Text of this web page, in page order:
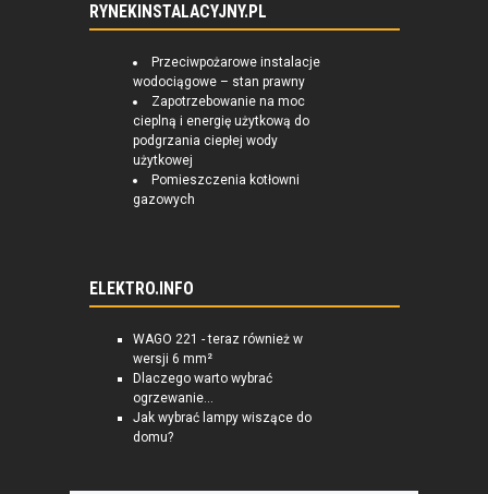
RYNEKINSTALACYJNY.PL
Przeciwpożarowe instalacje
wodociągowe – stan prawny
Zapotrzebowanie na moc
cieplną i energię użytkową do
podgrzania ciepłej wody
użytkowej
Pomieszczenia kotłowni
gazowych
ELEKTRO.INFO
WAGO 221 - teraz również w
wersji 6 mm²
Dlaczego warto wybrać
ogrzewanie...
Jak wybrać lampy wiszące do
domu?